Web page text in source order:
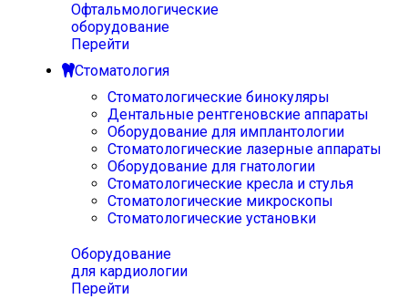
Офтальмологические
оборудование
Перейти
Стоматология
Стоматологические бинокуляры
Дентальные рентгеновские аппараты
Оборудование для имплантологии
Стоматологические лазерные аппараты
Оборудование для гнатологии
Стоматологические кресла и стулья
Стоматологические микроскопы
Стоматологические установки
Оборудование
для кардиологии
Перейти